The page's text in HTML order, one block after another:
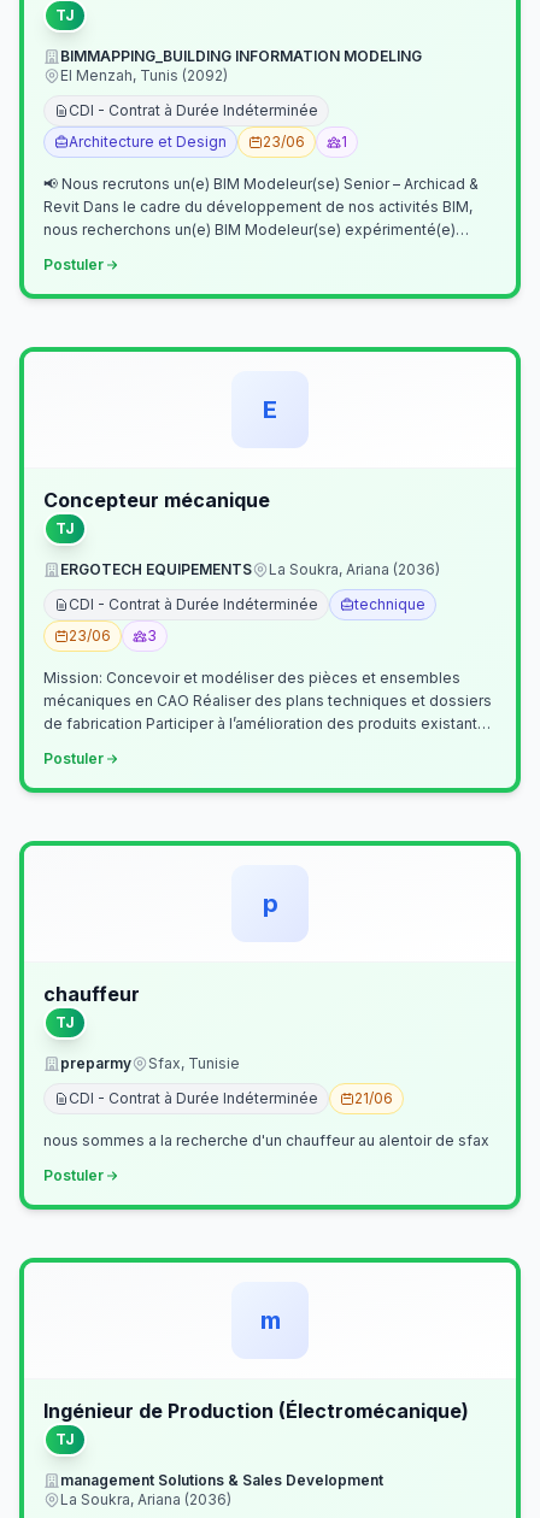
TJ
BIMMAPPING_BUILDING INFORMATION MODELING
El Menzah, Tunis (2092)
CDI - Contrat à Durée Indéterminée
Architecture et Design
23/06 1
📢 Nous recrutons un(e) BIM Modeleur(se) Senior – Archicad &
Revit Dans le cadre du développement de nos activités BIM,
nous recherchons un(e) BIM Modeleur(se) expérimenté(e)
Postuler
E
Concepteur mécanique
TJ
ERGOTECH EQUIPEMENTS
La Soukra, Ariana (2036)
CDI - Contrat à Durée Indéterminée
technique
23/06
3
Mission: Concevoir et modéliser des pièces et ensembles
mécaniques en CAO Réaliser des plans techniques et dossiers
de fabrication Participer à l’amélioration des produits existants
Postuler
p
chauffeur
TJ
preparmy
Sfax, Tunisie
CDI - Contrat à Durée Indéterminée
21/06
nous sommes a la recherche d'un chauffeur au alentoir de sfax
Postuler
m
Ingénieur de Production (Électromécanique)
TJ
management Solutions & Sales Development
La Soukra, Ariana (2036)